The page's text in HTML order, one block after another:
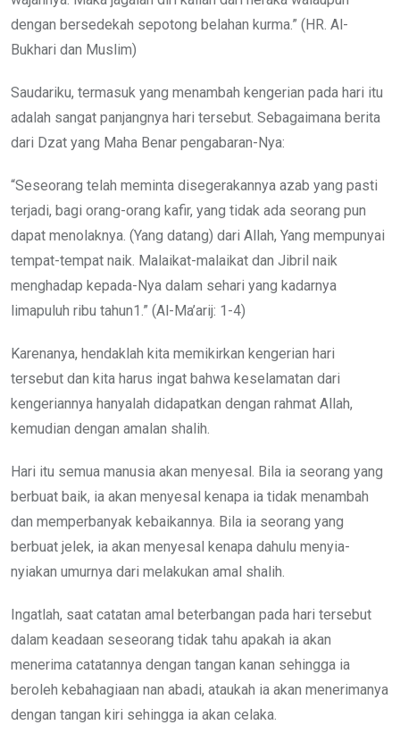
dengan bersedekah sepotong belahan kurma.” (HR. Al-
Bukhari dan Muslim)
Saudariku, termasuk yang menambah kengerian pada hari itu
adalah sangat panjangnya hari tersebut. Sebagaimana berita
dari Dzat yang Maha Benar pengabaran-Nya:
“Seseorang telah meminta disegerakannya azab yang pasti
terjadi, bagi orang-orang kafir, yang tidak ada seorang pun
dapat menolaknya. (Yang datang) dari Allah, Yang mempunyai
tempat-tempat naik. Malaikat-malaikat dan Jibril naik
menghadap kepada-Nya dalam sehari yang kadarnya
limapuluh ribu tahun1.” (Al-Ma’arij: 1-4)
Karenanya, hendaklah kita memikirkan kengerian hari
tersebut dan kita harus ingat bahwa keselamatan dari
kengeriannya hanyalah didapatkan dengan rahmat Allah,
kemudian dengan amalan shalih.
Hari itu semua manusia akan menyesal. Bila ia seorang yang
berbuat baik, ia akan menyesal kenapa ia tidak menambah
dan memperbanyak kebaikannya. Bila ia seorang yang
berbuat jelek, ia akan menyesal kenapa dahulu menyia-
nyiakan umurnya dari melakukan amal shalih.
Ingatlah, saat catatan amal beterbangan pada hari tersebut
dalam keadaan seseorang tidak tahu apakah ia akan
menerima catatannya dengan tangan kanan sehingga ia
beroleh kebahagiaan nan abadi, ataukah ia akan menerimanya
dengan tangan kiri sehingga ia akan celaka.